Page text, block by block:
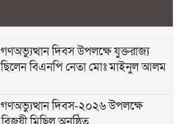
দিবস উপলক্ষে যুক্তরাজ্য
বিএনপি নেতা মোঃ মাইনুল আলম
দিবস-২০২৬ উপলক্ষে